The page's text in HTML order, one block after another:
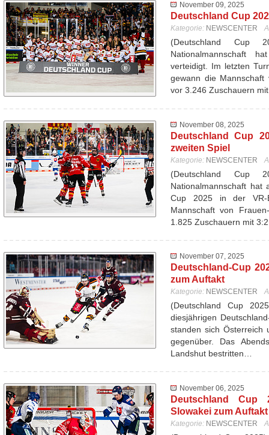
November 09, 2025
Deutschland Cup
Kategorie: NEWSCENTER
(Deutschland Cup
Nationalmannschaft
verteidigt. Im letzten
gewann die Mannschaft
vor 3.246 Zuschauern
November 08, 2025
Deutschland Cup
zweiten Spiel
Kategorie: NEWSCENTER
(Deutschland Cup
Nationalmannschaft hat
Cup 2025 in der VR-
Mannschaft von
1.825 Zuschauern mit
November 07, 2025
Deutschland-Cup
zum Auftakt
Kategorie: NEWSCENTER
(Deutschland Cup
diesjährigen
standen sich Österreich
gegenüber. Das
Landshut bestritten…
November 06, 2025
Deutschland Cup
Slowakei zum
Kategorie: NEWSCENTER